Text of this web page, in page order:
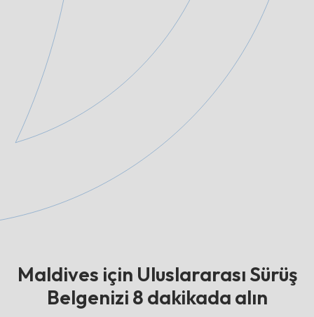
Maldives için Uluslararası Sürüş
Belgenizi 8 dakikada alın